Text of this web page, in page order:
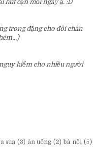
hút cặn mỗi ngày ạ. :D
trong đặng cho đôi chân
hiểm cho nhiều người
sua (3) ăn uống (2) bà nội (5)